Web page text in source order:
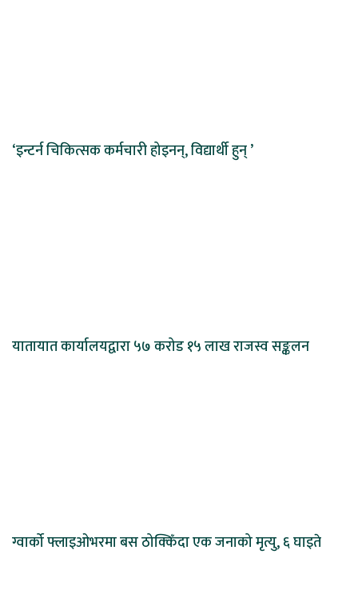
‘इन्टर्न चिकित्सक कर्मचारी होइनन्, विद्यार्थी हुन् ’
यातायात कार्यालयद्वारा ५७ करोड १५ लाख राजस्व सङ्कलन
ग्वार्को फ्लाइओभरमा बस ठोक्किँदा एक जनाको मृत्यु, ६ घाइते